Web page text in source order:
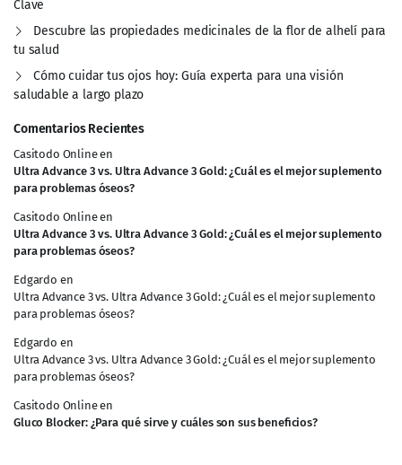
Clave
Descubre las propiedades medicinales de la flor de alhelí para
tu salud
Cómo cuidar tus ojos hoy: Guía experta para una visión
saludable a largo plazo
Comentarios Recientes
Casitodo Onlineen
Ultra Advance 3 vs. Ultra Advance 3 Gold: ¿Cuál es el mejor suplemento
para problemas óseos?
Casitodo Onlineen
Ultra Advance 3 vs. Ultra Advance 3 Gold: ¿Cuál es el mejor suplemento
para problemas óseos?
Edgardo en
Ultra Advance 3 vs. Ultra Advance 3 Gold: ¿Cuál es el mejor suplemento
para problemas óseos?
Edgardo en
Ultra Advance 3 vs. Ultra Advance 3 Gold: ¿Cuál es el mejor suplemento
para problemas óseos?
Casitodo Onlineen
Gluco Blocker: ¿Para qué sirve y cuáles son sus beneficios?